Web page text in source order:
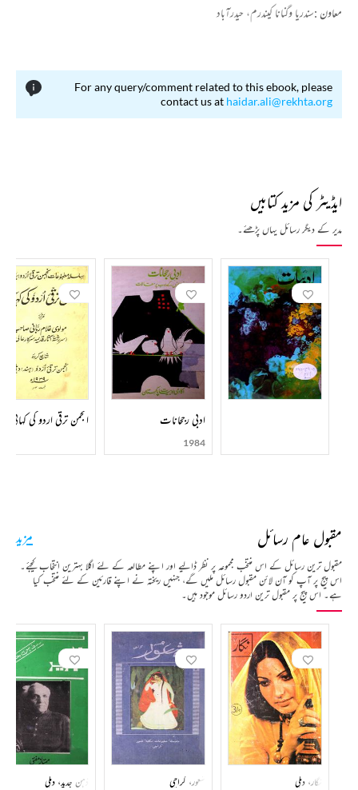
معاون :سندریا وگنانا کیندرم، حیدرآباد
For any query/comment related to this ebook, please
contact us at haidar.ali@rekhta.org
ایڈیٹر کی مزید کتابیں
مدیر کے دیگر رسائل یہاں پڑھئے۔
ادبی رجحانات
1984
انجمن ترقی اردو کی کہانی
مقبول عام رسائل
مقبول ترین رسائل کے اس منتخب مجموعہ پر نظر ڈالیے اور اپنے مطالعہ کے لئے اگلا بہترین انتخاب کیجئے۔
اس پیج پر آپ کو آن لائن مقبول رسائل ملیں گے، جنہیں ریختہ نے اپنے قارئین کے لئے منتخب کیا
ہے۔ اس پیج پر مقبول ترین اردو رسائل موجود ہیں۔
مزید
نگار، دہلی شعور، کراچی ذہن جدید، دہلی